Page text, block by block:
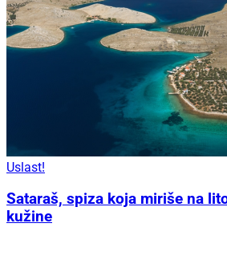
Uslast!
Sataraš, spiza koja miriše na
kužine